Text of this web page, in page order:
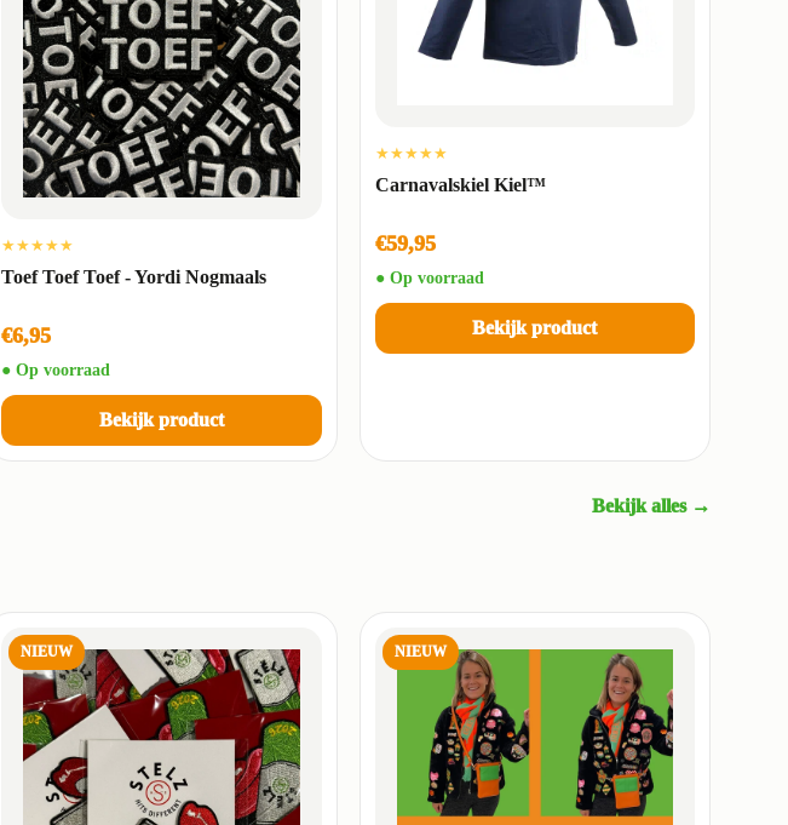
★★★★★
Toef Toef Toef - Yordi Nogmaals
€6,95
● Op voorraad
Bekijk product
★★★★★
Carnavalskiel Kiel™
€59,95
● Op voorraad
Bekijk product
Bekijk alles →
NIEUW NIEUW